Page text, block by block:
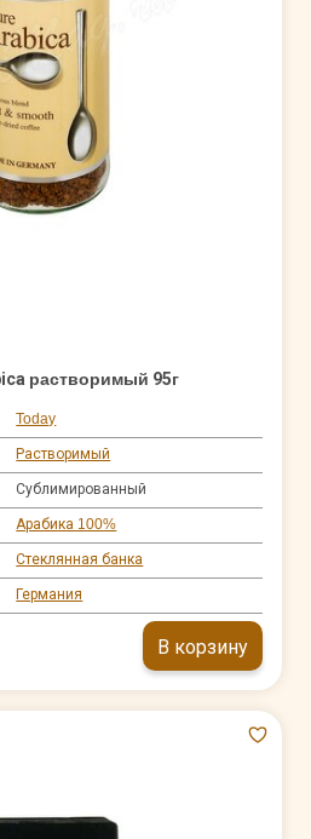
растворимый 95г
Today
Растворимый
Сублимированный
Арабика 100%
Стеклянная банка
Германия
В корзину